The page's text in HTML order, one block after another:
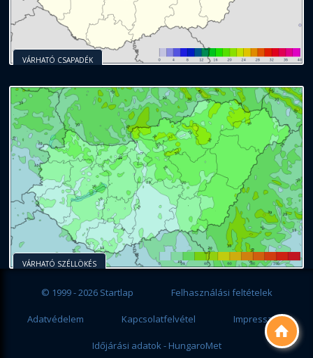

VÁRHATÓ CSAPADÉK
VÁRHATÓ SZÉLLÖKÉS
© 1999 - 2026 Startlap Felhasználási feltételek
Adatvédelem Kapcsolatfelvétel Impresszum
Időjárási adatok - HungaroMet